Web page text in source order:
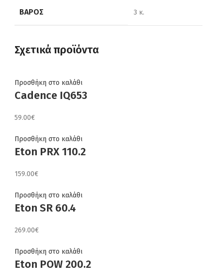
ΒΆΡΟΣ 3 κ.
Σχετικά προϊόντα
Προσθήκη στο καλάθι
Cadence IQ653
59.00€
Προσθήκη στο καλάθι
Eton PRX 110.2
159.00€
Προσθήκη στο καλάθι
Eton SR 60.4
269.00€
Προσθήκη στο καλάθι
Eton POW 200.2